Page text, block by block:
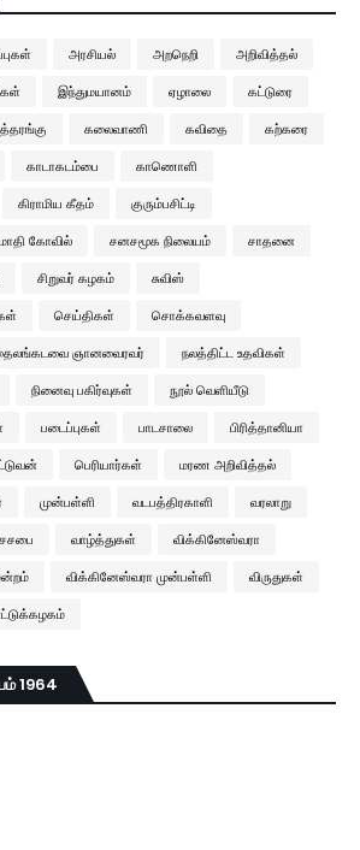
அரசியல் அறநெறி
அறிவித்தல்
இந்துமயானம் ஏழாலை
கட்டுரை
கலைவாணி கவிதை
கற்கரை
காடாகடம்பை
காணொளி
கிராமிய கீதம்
குரும்பசிட்டி
கோவில் சனசமூக நிலையம்
சாதனை
சிறுவர் கழகம்
சுவிஸ்
செய்திகள்
சொக்கவளவு
ஞானவைரவர்
நலத்திட்ட உதவிகள்
நினைவு பகிர்வுகள்
நூல் வெளியீடு
படைப்புகள் பாடசாலை
பிரித்தானியா
பெரியார்கள்
மரண அறிவித்தல்
முன்பள்ளி வடபத்திரகாளி
வரலாறு
வாழ்த்துகள்
விக்கினேஸ்வரா
விக்கினேஸ்வரா முன்பள்ளி
விருதுகள்
1964